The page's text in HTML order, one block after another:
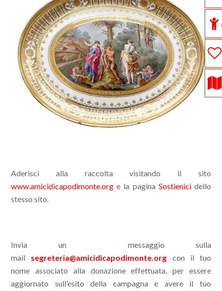
Aderisci alla raccolta visitando il sito
www.amicidicapodimonte.org e la pagina Sostienici dello
stesso sito.
Invia un messaggio sulla
mail segreteria@amicidicapodimonte.org con il tuo
nome associato alla donazione effettuata, per essere
aggiornato sull’esito della campagna e avere il tuo